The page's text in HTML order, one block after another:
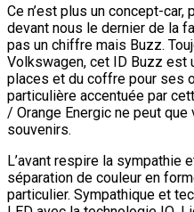
Ce n’est plus un concept-car,
devant nous le dernier de la
pas un chiffre mais Buzz.
Volkswagen, cet ID Buzz est
places et du coffre pour ses
particulière accentuée par
/ Orange Energic ne peut
souvenirs.
L’avant respire la sympathie
séparation de couleur en
particulier. Sympathique et